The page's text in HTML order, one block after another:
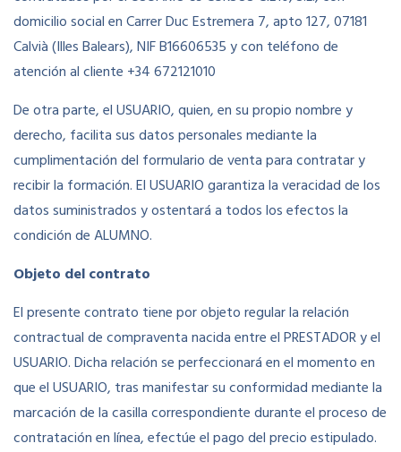
domicilio social en Carrer Duc Estremera 7, apto 127, 07181
Calvià (Illes Balears), NIF B16606535 y con teléfono de
atención al cliente +34 672121010
De otra parte, el USUARIO, quien, en su propio nombre y
derecho, facilita sus datos personales mediante la
cumplimentación del formulario de venta para contratar y
recibir la formación. El USUARIO garantiza la veracidad de los
datos suministrados y ostentará a todos los efectos la
condición de ALUMNO.
Objeto del contrato
El presente contrato tiene por objeto regular la relación
contractual de compraventa nacida entre el PRESTADOR y el
USUARIO. Dicha relación se perfeccionará en el momento en
que el USUARIO, tras manifestar su conformidad mediante la
marcación de la casilla correspondiente durante el proceso de
contratación en línea, efectúe el pago del precio estipulado.